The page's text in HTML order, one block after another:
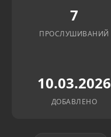
7
ПРОСЛУШИВАНИЙ
10.03.2026
ДОБАВЛЕНО